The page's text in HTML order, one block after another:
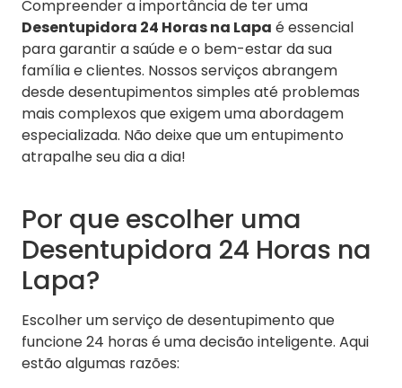
Compreender a importância de ter uma
Desentupidora 24 Horas na Lapa é essencial
para garantir a saúde e o bem-estar da sua
família e clientes. Nossos serviços abrangem
desde desentupimentos simples até problemas
mais complexos que exigem uma abordagem
especializada. Não deixe que um entupimento
atrapalhe seu dia a dia!
Por que escolher uma
Desentupidora 24 Horas na
Lapa?
Escolher um serviço de desentupimento que
funcione 24 horas é uma decisão inteligente. Aqui
estão algumas razões: